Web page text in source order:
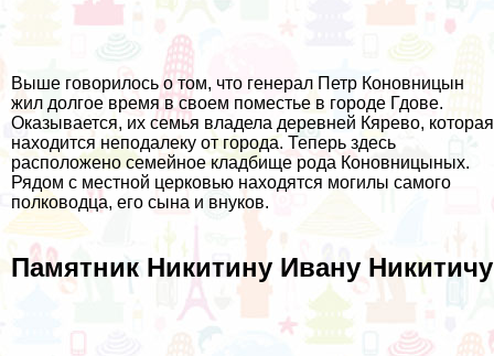
Выше говорилось о том, что генерал Петр Коновницын
жил долгое время в своем поместье в городе Гдове.
Оказывается, их семья владела деревней Кярево, которая
находится неподалеку от города. Теперь здесь
расположено семейное кладбище рода Коновницыных.
Рядом с местной церковью находятся могилы самого
полководца, его сына и внуков.
Памятник Никитину Ивану Никитичу